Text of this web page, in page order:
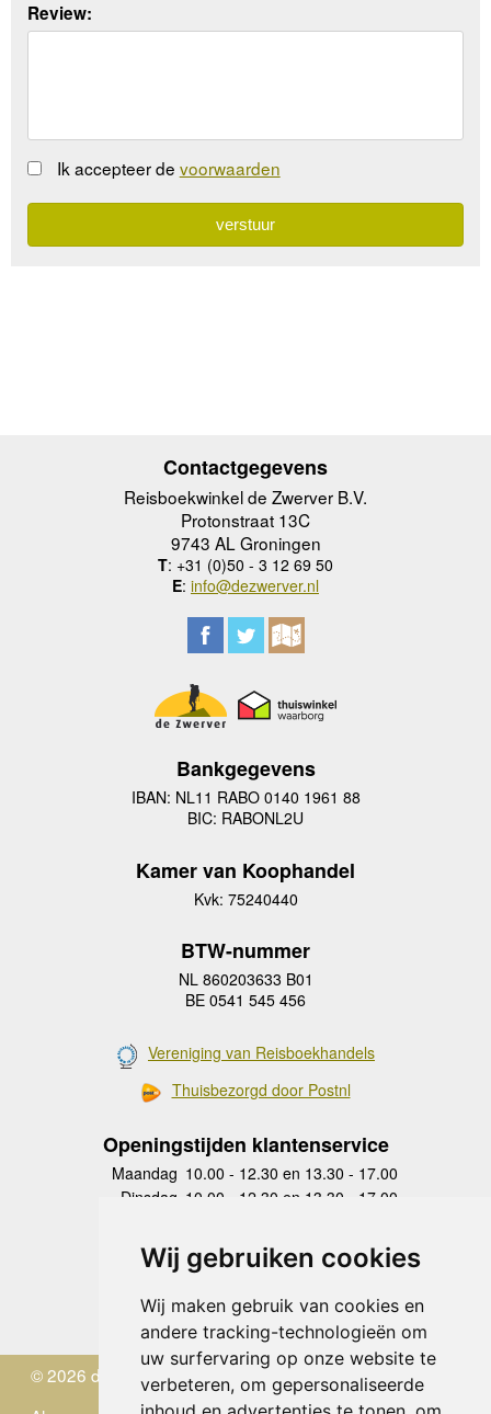
Wij gebruiken cookies
Wij maken gebruik van cookies en
andere tracking-technologieën om
uw surfervaring op onze website te
verbeteren, om gepersonaliseerde
Review:
Ik accepteer de voorwaarden
Contactgegevens
Reisboekwinkel de Zwerver B.V.
Protonstraat 13C
9743 AL Groningen
T: +31 (0)50 - 3 12 69 50
E: info@dezwerver.nl
Bankgegevens
IBAN: NL11 RABO 0140 1961 88
BIC: RABONL2U
Kamer van Koophandel
Kvk: 75240440
BTW-nummer
NL 860203633 B01
BE 0541 545 456
Vereniging van Reisboekhandels
Thuisbezorgd door Postnl
Openingstijden klantenservice
Maandag 10.00 - 12.30 en 13.30 - 17.00
Dinsdag 10.00 - 12.30 en 13.30 - 17.00
Donderdag
10.00 - 12.30 en 13.30 - 17.00
Vrijdag 10.00 - 12.30 en 13.30 - 17.00
Zaterdag
gesloten
Zondag gesloten
© 2026 de Zwerver